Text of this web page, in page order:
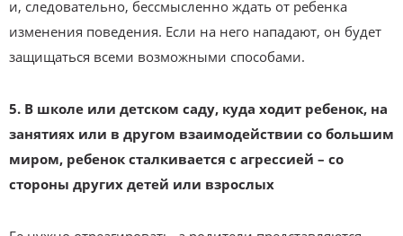
и, следовательно, бессмысленно ждать от ребенка
изменения поведения. Если на него нападают, он будет
защищаться всеми возможными способами.
5. В школе или детском саду, куда ходит ребенок, на
занятиях или в другом взаимодействии со большим
миром, ребенок сталкивается с агрессией – со
стороны других детей или взрослых